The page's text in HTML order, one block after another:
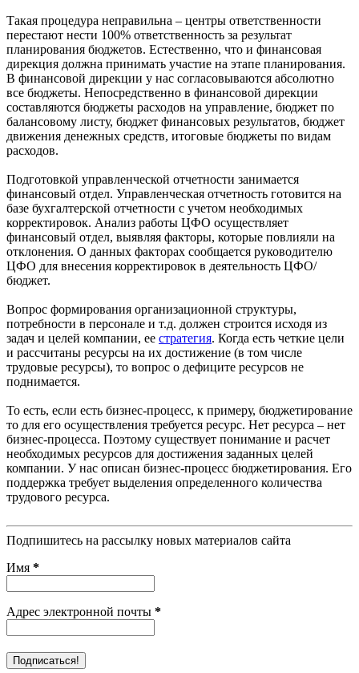
Такая процедура неправильна – центры ответственности
перестают нести 100% ответственность за результат
планирования бюджетов. Естественно, что и финансовая
дирекция должна принимать участие на этапе планирования.
В финансовой дирекции у нас согласовываются абсолютно
все бюджеты. Непосредственно в финансовой дирекции
составляются бюджеты расходов на управление, бюджет по
балансовому листу, бюджет финансовых результатов, бюджет
движения денежных средств, итоговые бюджеты по видам
расходов.
Подготовкой управленческой отчетности занимается
финансовый отдел. Управленческая отчетность готовится на
базе бухгалтерской отчетности с учетом необходимых
корректировок. Анализ работы ЦФО осуществляет
финансовый отдел, выявляя факторы, которые повлияли на
отклонения. О данных факторах сообщается руководителю
ЦФО для внесения корректировок в деятельность ЦФО/
бюджет.
Вопрос формирования организационной структуры,
потребности в персонале и т.д. должен строится исходя из
задач и целей компании, ее стратегия. Когда есть четкие цели
и рассчитаны ресурсы на их достижение (в том числе
трудовые ресурсы), то вопрос о дефиците ресурсов не
поднимается.
То есть, если есть бизнес-процесс, к примеру, бюджетирование
то для его осуществления требуется ресурс. Нет ресурса – нет
бизнес-процесса. Поэтому существует понимание и расчет
необходимых ресурсов для достижения заданных целей
компании. У нас описан бизнес-процесс бюджетирования. Его
поддержка требует выделения определенного количества
трудового ресурса.
Подпишитесь на рассылку новых материалов сайта
Имя *
Адрес электронной почты *